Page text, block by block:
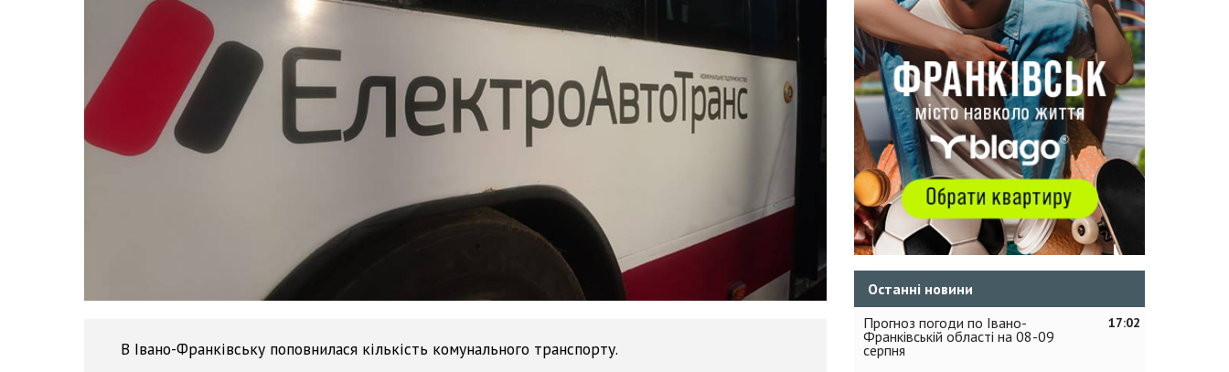
В Івано-Франківську поповнилася кількість комунального транспорту.
Останні новини
17:02
Прогноз погоди по Івано-
Франківській області на 08-09
серпня